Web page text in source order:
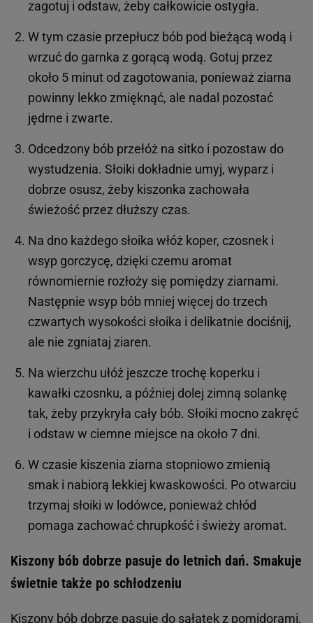
zagotuj i odstaw, żeby całkowicie ostygła.
W tym czasie przepłucz bób pod bieżącą wodą i
wrzuć do garnka z gorącą wodą. Gotuj przez
około 5 minut od zagotowania, ponieważ ziarna
powinny lekko zmięknąć, ale nadal pozostać
jędrne i zwarte.
Odcedzony bób przełóż na sitko i pozostaw do
wystudzenia. Słoiki dokładnie umyj, wyparz i
dobrze osusz, żeby kiszonka zachowała
świeżość przez dłuższy czas.
Na dno każdego słoika włóż koper, czosnek i
wsyp gorczycę, dzięki czemu aromat
równomiernie rozłoży się pomiędzy ziarnami.
Następnie wsyp bób mniej więcej do trzech
czwartych wysokości słoika i delikatnie dociśnij,
ale nie zgniataj ziaren.
Na wierzchu ułóż jeszcze trochę koperku i
kawałki czosnku, a później dolej zimną solankę
tak, żeby przykryła cały bób. Słoiki mocno zakręć
i odstaw w ciemne miejsce na około 7 dni.
W czasie kiszenia ziarna stopniowo zmienią
smak i nabiorą lekkiej kwaskowości. Po otwarciu
trzymaj słoiki w lodówce, ponieważ chłód
pomaga zachować chrupkość i świeży aromat.
Kiszony bób dobrze pasuje do letnich dań. Smakuje
świetnie także po schłodzeniu
Kiszony bób dobrze pasuje do sałatek z pomidorami,